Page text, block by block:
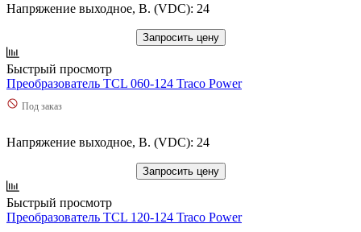
Напряжение выходное, В. (VDC): 24
Запросить цену
Быстрый просмотр
Преобразователь TCL 060-124 Traco Power
Под заказ
Напряжение выходное, В. (VDC): 24
Запросить цену
Быстрый просмотр
Преобразователь TCL 120-124 Traco Power